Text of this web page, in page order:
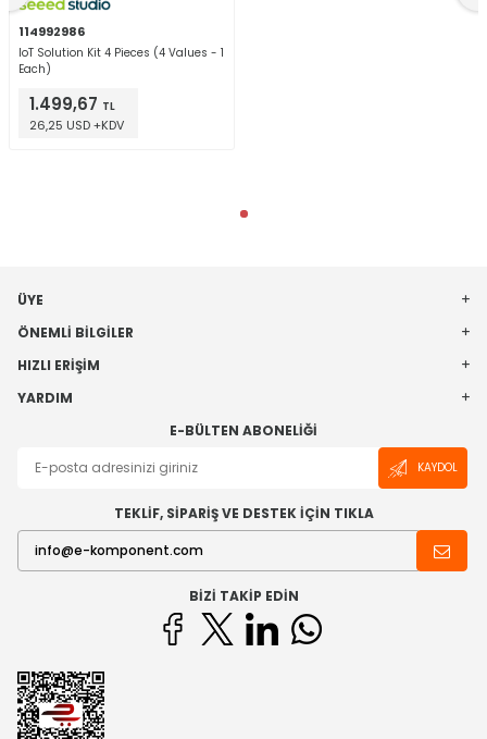
114992986
IoT Solution Kit 4 Pieces (4 Values - 1
Each)
1.499,67 TL
26,25 USD +KDV
ÜYE
ÖNEMLI BILGILER
HIZLI ERIŞIM
YARDIM
E-BÜLTEN ABONELIĞI
KAYDOL
TEKLİF, SİPARİŞ VE DESTEK İÇİN TIKLA
BIZI TAKIP EDIN